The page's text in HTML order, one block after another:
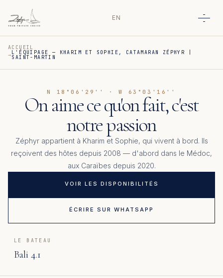
EN
ACCUEIL
L'ÉQUIPAGE — KHARIM ET SOPHIE, CATAMARAN ZÉPHYR |
SAINT-MARTIN
N 18°06'29'' · W 63°03'16''
On aime ce qu'on fait, c'est
notre passion
Zéphyr appartient à Kharim et Sophie, qui vivent à bord. Ils
reçoivent des hôtes depuis 2008 — d'abord dans le Médoc,
aux Caraïbes depuis 2020.
VOIR LES DISPONIBILITÉS
ÉCRIRE SUR WHATSAPP
LE BATEAU
Bali 4.1